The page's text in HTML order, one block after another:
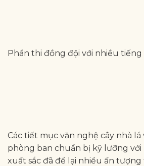
Phần thi đồng đội với nhiều tiếng
Các tiết mục văn nghệ cây nhà
phòng ban chuẩn bị kỹ lưỡng
xuất sắc đã để lại nhiều ấn